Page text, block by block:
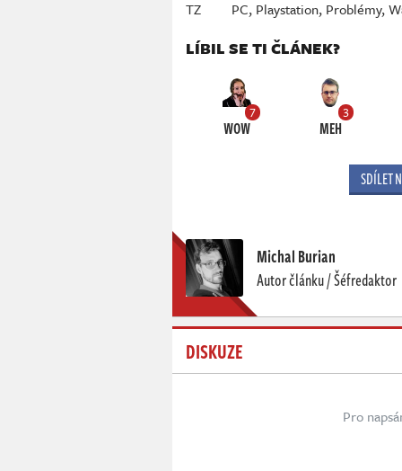
TZ
PC, Playstation, Problémy,
LÍBIL SE TI ČLÁNEK?
7
WOW
3
MEH
SDÍLET
Michal Burian
Autor článku / Šéfredaktor
DISKUZE
Pro